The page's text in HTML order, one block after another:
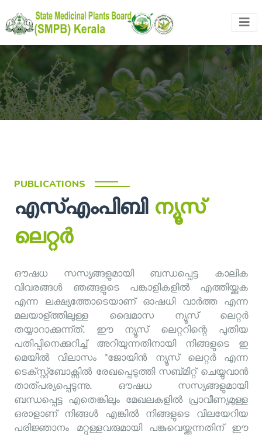
PUBLICATIONS
എസ്എംപിബി ന്യൂസ്
ലെറ്റര്‍
ഔഷധ സസ്യങ്ങളുമായി ബന്ധപ്പെട്ട കാലിക
വിവരങ്ങള്‍ ഞങ്ങളുടെ പങ്കാളികളില്‍ എത്തിയ്ക്കുക
എന്ന ലക്ഷ്യത്തോടെയാണ്‌ ഓഷധി വാര്‍ത്ത എന്ന
മലയാള്ത്തിലുള്ള ദ്വൈമാസ ന്യൂസ് ലെറ്റര്‍
തയ്യാറാക്കുന്ന്ത്. ഈ ന്യൂസ് ലെറ്ററിന്റെ പുതിയ
പതിപ്പിനെക്കുറിച്ച് അറിയുന്നതിനായി നിങ്ങളുടെ ഇ
മെയില്‍ വിലാസം "ജോയിന്‍ ന്യൂസ് ലെറ്റര്‍ എന്ന
ടെക്സ്റ്റ്ബോക്സില്‍ രേഖപ്പെടുത്തി സബ്മിറ്റ് ചെയ്യുവാന്‍
താത്പര്യപ്പെടുന്നു. ഔഷധ സസ്യങ്ങളുമായി
ബന്ധപ്പെട്ട എതെങ്കിലും മേഖലകളില്‍ പ്രാവീണ്യമുള്ള
ഒരാളാണ്‌ നിങ്ങള്‍ എങ്കില്‍ നിങ്ങളുടെ വിലയേറിയ
പരിജ്ഞാനം മറ്റുള്ളവരുമായി പങ്കുവെയ്ക്കുന്നതിന്‌ ഈ